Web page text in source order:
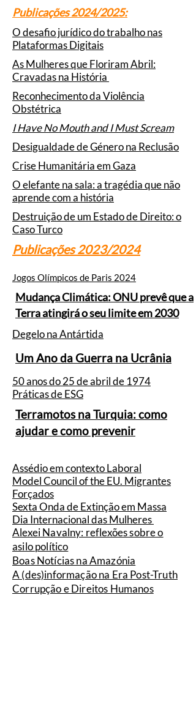
Publicações 2024/2025:
O desafio jurídico do trabalho nas
Plataformas Digitais
As Mulheres que Floriram Abril:
Cravadas na História
Reconhecimento da Violência
Obstétrica
I Have No Mouth and I Must Scream
Desigualdade de Género na Reclusão
Crise Humanitária em Gaza
O elefante na sala: a tragédia que não
aprende com a história
Destruição de um Estado de Direito: o
Caso Turco
Publicações 2023/2024
Jogos Olímpicos de Paris 2024
Mudança Climática: ONU prevê que a
Terra atingirá o seu limite em 2030
Degelo na Antártida
Um Ano da Guerra na Ucrânia
50 anos do 25 de abril de 1974
Práticas de ESG
Terramotos na Turquia: como
ajudar e como prevenir
Assédio em contexto Laboral
Model Council of the EU. Migrantes
Forçados
Sexta Onda de Extinção em Massa
Dia Internacional das Mulheres
Alexei Navalny: reflexões sobre o
asilo político
Boas Notícias na Amazónia
A (des)informação na Era Post-Truth
Corrupção e Direitos Humanos